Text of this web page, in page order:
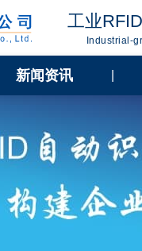
工业
Industrial-
新闻资讯